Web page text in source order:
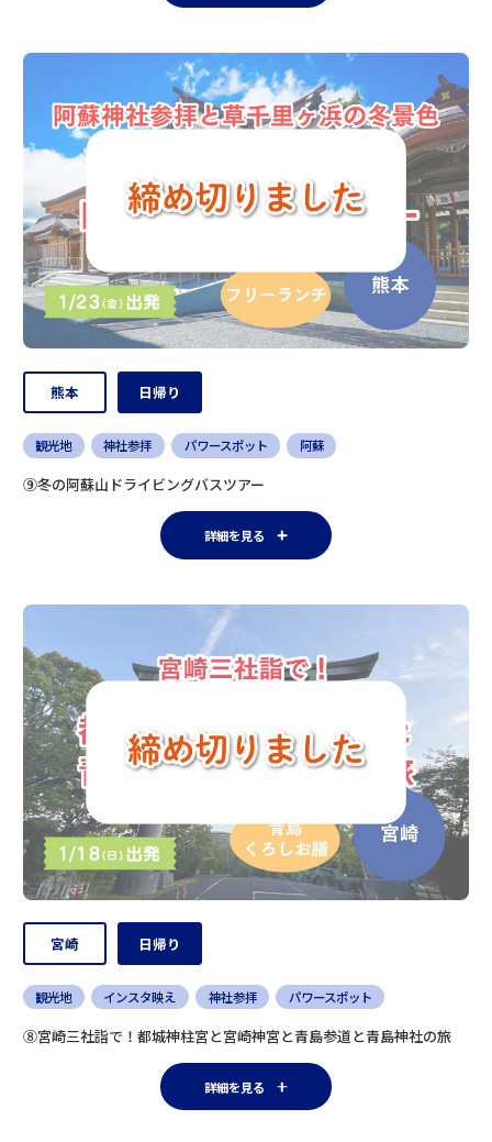
熊本 日帰り
観光地 神社参拝 パワースポット 阿蘇
⑨冬の阿蘇山ドライビングバスツアー
詳細を見る
宮崎 日帰り
観光地 インスタ映え 神社参拝 パワースポット
⑧宮崎三社詣で！都城神柱宮と宮崎神宮と青島参道と青島神社の旅
詳細を見る